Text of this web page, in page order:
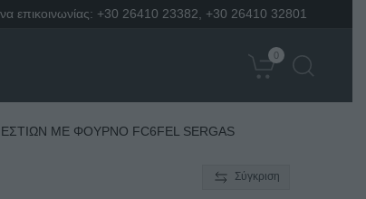
επικοινωνίας: +30 26410 23382 +30 26410 32801
0
ΜΕ ΦΟΥΡΝΟ FC6FEL SERGAS
Σύγκριση